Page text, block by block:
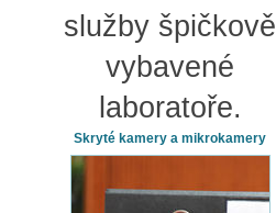
služby špičkově
vybavené
laboratoře.
Skryté kamery a mikrokamery